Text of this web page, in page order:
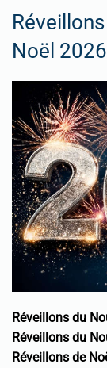
Noël 2026
Réveillons du
Réveillons du
Réveillons de